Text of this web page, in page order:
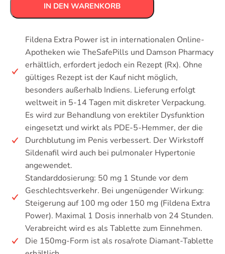
IN DEN WARENKORB
Fildena Extra Power ist in internationalen Online-
Apotheken wie TheSafePills und Damson Pharmacy
erhältlich, erfordert jedoch ein Rezept (Rx). Ohne
gültiges Rezept ist der Kauf nicht möglich,
besonders außerhalb Indiens. Lieferung erfolgt
weltweit in 5-14 Tagen mit diskreter Verpackung.
Es wird zur Behandlung von erektiler Dysfunktion
eingesetzt und wirkt als PDE-5-Hemmer, der die
Durchblutung im Penis verbessert. Der Wirkstoff
Sildenafil wird auch bei pulmonaler Hypertonie
angewendet.
Standarddosierung: 50 mg 1 Stunde vor dem
Geschlechtsverkehr. Bei ungenügender Wirkung:
Steigerung auf 100 mg oder 150 mg (Fildena Extra
Power). Maximal 1 Dosis innerhalb von 24 Stunden.
Verabreicht wird es als Tablette zum Einnehmen.
Die 150mg-Form ist als rosa/rote Diamant-Tablette